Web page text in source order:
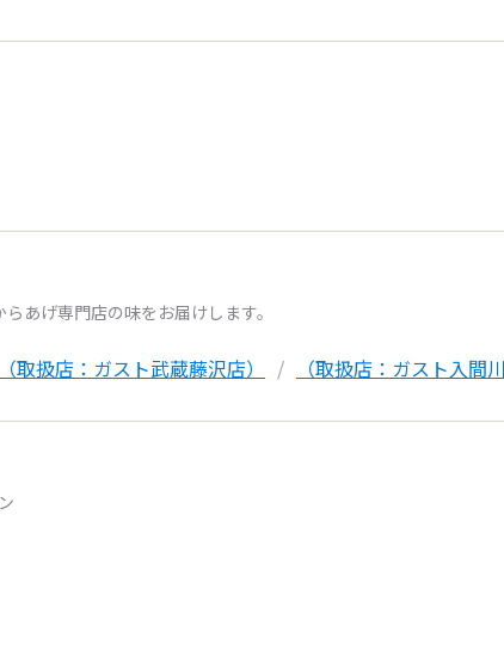
あげ専門店の味をお届けします。
（取扱店：ガスト武蔵藤沢店） （取扱店：ガスト入間